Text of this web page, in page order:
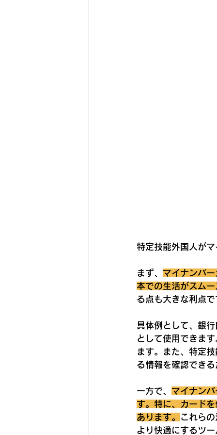
特定技能外国人が
まず、 マイナンバ
本での生活がスム
る点も大きな利点で
具体例として、銀
として使用できま
ます。また、特定
る情報を確認でき
一方で、 マイナン
す。特に、カード
あります。
これら
より快適にするツ